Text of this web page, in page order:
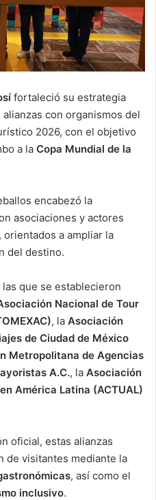
fortaleció su estrategia
con organismos del
2026, con el objetivo
a la Copa Mundial de la
encabezó la
asociaciones y actores
a ampliar la
del destino.
que se establecieron
Nacional de Tour
, la Asociación
de Ciudad de México
Metropolitana de Agencias
A.C., la Asociación
América Latina (ACTUAL)
oficial, estas alianzas
de visitantes mediante la
, así como el
inclusivo.